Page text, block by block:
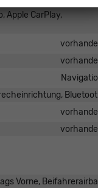
Apple CarPlay,
Vorne,